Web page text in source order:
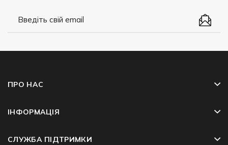
ПРО НАС
ІНФОРМАЦІЯ
СЛУЖБА ПІДТРИМКИ